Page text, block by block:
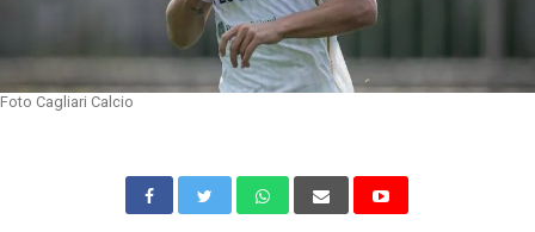
Foto Cagliari Calcio